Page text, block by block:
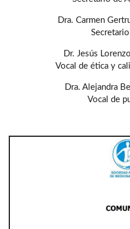
Dra. Carmen
Dr. Jesús
Vocal de ética y
Dra. Alejandra
Vocal de